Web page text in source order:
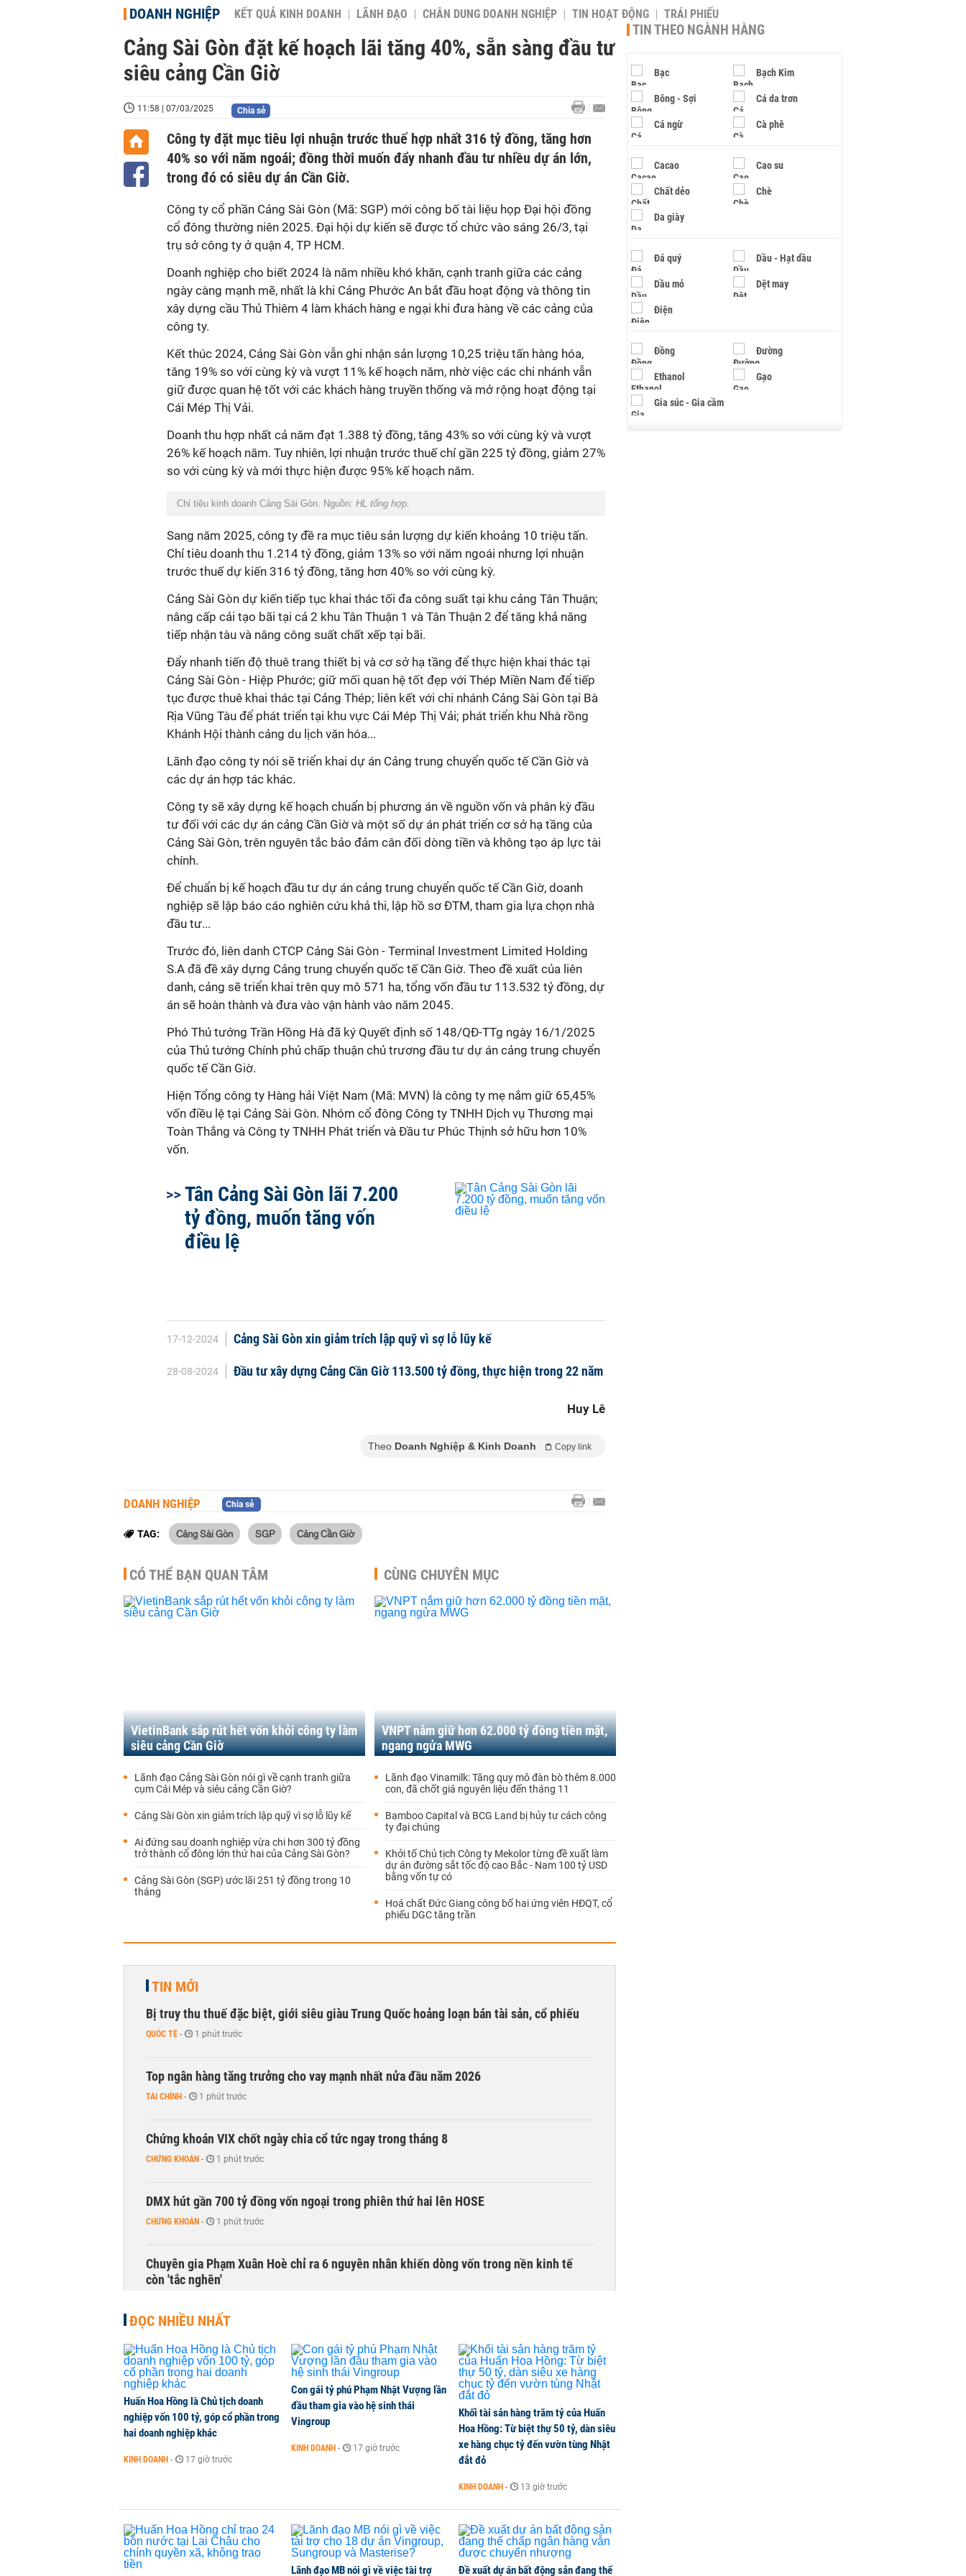
DOANH NGHIỆP KẾT QUẢ KINH DOANH LÃNH ĐẠO CHÂN DUNG DOANH NGHIỆP TIN HOẠT ĐỘNG TRÁI PHIẾU
Cảng Sài Gòn đặt kế hoạch lãi tăng 40%, sẵn sàng đầu tư
siêu cảng Cần Giờ
11:58 | 07/03/2025 Chia sẻ
Công ty đặt mục tiêu lợi nhuận trước thuế hợp nhất 316 tỷ đồng, tăng hơn
40% so với năm ngoái; đồng thời muốn đẩy nhanh đầu tư nhiều dự án lớn,
trong đó có siêu dự án Cần Giờ.
Công ty cổ phần Cảng Sài Gòn (Mã: SGP) mới công bố tài liệu họp Đại hội đồng
cổ đông thường niên 2025. Đại hội dự kiến sẽ được tổ chức vào sáng 26/3, tại
trụ sở công ty ở quận 4, TP HCM.
Doanh nghiệp cho biết 2024 là năm nhiều khó khăn, cạnh tranh giữa các cảng
ngày càng mạnh mẽ, nhất là khi Cảng Phước An bắt đầu hoạt động và thông tin
xây dựng cầu Thủ Thiêm 4 làm khách hàng e ngại khi đưa hàng về các cảng của
công ty.
Kết thúc 2024, Cảng Sài Gòn vẫn ghi nhận sản lượng 10,25 triệu tấn hàng hóa,
tăng 19% so với cùng kỳ và vượt 11% kế hoạch năm, nhờ việc các chi nhánh vẫn
giữ được quan hệ tốt với các khách hàng truyền thống và mở rộng hoạt động tại
Cái Mép Thị Vải.
Doanh thu hợp nhất cả năm đạt 1.388 tỷ đồng, tăng 43% so với cùng kỳ và vượt
26% kế hoạch năm. Tuy nhiên, lợi nhuận trước thuế chỉ gần 225 tỷ đồng, giảm 27%
so với cùng kỳ và mới thực hiện được 95% kế hoạch năm.
Chỉ tiêu kinh doanh Cảng Sài Gòn. Nguồn: HL tổng hợp.
Sang năm 2025, công ty đề ra mục tiêu sản lượng dự kiến khoảng 10 triệu tấn.
Chỉ tiêu doanh thu 1.214 tỷ đồng, giảm 13% so với năm ngoái nhưng lợi nhuận
trước thuế dự kiến 316 tỷ đồng, tăng hơn 40% so với cùng kỳ.
Cảng Sài Gòn dự kiến tiếp tục khai thác tối đa công suất tại khu cảng Tân Thuận;
nâng cấp cải tạo bãi tại cả 2 khu Tân Thuận 1 và Tân Thuận 2 để tăng khả năng
tiếp nhận tàu và nâng công suất chất xếp tại bãi.
Đẩy nhanh tiến độ thuê trang thiết bị và cơ sở hạ tầng để thực hiện khai thác tại
Cảng Sài Gòn - Hiệp Phước; giữ mối quan hệ tốt đẹp với Thép Miền Nam để tiếp
tục được thuê khai thác tại Cảng Thép; liên kết với chi nhánh Cảng Sài Gòn tại Bà
Rịa Vũng Tàu để phát triển tại khu vực Cái Mép Thị Vải; phát triển khu Nhà rồng
Khánh Hội thành cảng du lịch văn hóa...
Lãnh đạo công ty nói sẽ triển khai dự án Cảng trung chuyển quốc tế Cần Giờ và
các dự án hợp tác khác.
Công ty sẽ xây dựng kế hoạch chuẩn bị phương án về nguồn vốn và phân kỳ đầu
tư đối với các dự án cảng Cần Giờ và một số dự án phát triển cơ sở hạ tầng của
Cảng Sài Gòn, trên nguyên tắc bảo đảm cân đối dòng tiền và không tạo áp lực tài
chính.
Để chuẩn bị kế hoạch đầu tư dự án cảng trung chuyển quốc tế Cần Giờ, doanh
nghiệp sẽ lập báo cáo nghiên cứu khả thi, lập hồ sơ ĐTM, tham gia lựa chọn nhà
đầu tư...
Trước đó, liên danh CTCP Cảng Sài Gòn - Terminal Investment Limited Holding
S.A đã đề xây dựng Cảng trung chuyển quốc tế Cần Giờ. Theo đề xuất của liên
danh, cảng sẽ triển khai trên quy mô 571 ha, tổng vốn đầu tư 113.532 tỷ đồng, dự
án sẽ hoàn thành và đưa vào vận hành vào năm 2045.
Phó Thủ tướng Trần Hồng Hà đã ký Quyết định số 148/QĐ-TTg ngày 16/1/2025
của Thủ tướng Chính phủ chấp thuận chủ trương đầu tư dự án cảng trung chuyển
quốc tế Cần Giờ.
Hiện Tổng công ty Hàng hải Việt Nam (Mã: MVN) là công ty mẹ nắm giữ 65,45%
vốn điều lệ tại Cảng Sài Gòn. Nhóm cổ đông Công ty TNHH Dịch vụ Thương mại
Toàn Thắng và Công ty TNHH Phát triển và Đầu tư Phúc Thịnh sở hữu hơn 10%
vốn.
Tân Cảng Sài Gòn lãi 7.200
tỷ đồng, muốn tăng vốn
điều lệ
17-12-2024 Cảng Sài Gòn xin giảm trích lập quỹ vì sợ lỗ lũy kế
28-08-2024 Đầu tư xây dựng Cảng Cần Giờ 113.500 tỷ đồng, thực hiện trong 22 năm
Huy Lê
Theo Doanh Nghiệp & Kinh Doanh Copy link
DOANH NGHIỆP Chia sẻ
TAG: Cảng Sài Gòn SGP Cảng Cần Giờ
CÓ THỂ BẠN QUAN TÂM
VietinBank sắp rút hết vốn khỏi công ty làm
siêu cảng Cần Giờ
Lãnh đạo Cảng Sài Gòn nói gì về cạnh tranh giữa
cụm Cái Mép và siêu cảng Cần Giờ?
Cảng Sài Gòn xin giảm trích lập quỹ vì sợ lỗ lũy kế
Ai đứng sau doanh nghiệp vừa chi hơn 300 tỷ đồng
trở thành cổ đông lớn thứ hai của Cảng Sài Gòn?
Cảng Sài Gòn (SGP) ước lãi 251 tỷ đồng trong 10
tháng
CÙNG CHUYÊN MỤC
VNPT nắm giữ hơn 62.000 tỷ đồng tiền mặt,
ngang ngửa MWG
Lãnh đạo Vinamilk: Tăng quy mô đàn bò thêm 8.000
con, đã chốt giá nguyên liệu đến tháng 11
Bamboo Capital và BCG Land bị hủy tư cách công
ty đại chúng
Khởi tố Chủ tịch Công ty Mekolor từng đề xuất làm
dự án đường sắt tốc độ cao Bắc - Nam 100 tỷ USD
bằng vốn tự có
Hoá chất Đức Giang công bố hai ứng viên HĐQT, cổ
phiếu DGC tăng trần
TIN MỚI
Bị truy thu thuế đặc biệt, giới siêu giàu Trung Quốc hoảng loạn bán tài sản, cổ phiếu
QUỐC TẾ - 1 phút trước
Top ngân hàng tăng trưởng cho vay mạnh nhất nửa đầu năm 2026
TÀI CHÍNH - 1 phút trước
Chứng khoán VIX chốt ngày chia cổ tức ngay trong tháng 8
CHỨNG KHOÁN - 1 phút trước
DMX hút gần 700 tỷ đồng vốn ngoại trong phiên thứ hai lên HOSE
CHỨNG KHOÁN - 1 phút trước
Chuyên gia Phạm Xuân Hoè chỉ ra 6 nguyên nhân khiến dòng vốn trong nền kinh tế
còn 'tắc nghẽn'
VNPT nắm giữ hơn 62.000 tỷ đồng tiền mặt, ngang ngửa MWG
DOANH NGHIỆP - 1 phút trước
NHNN cần tăng nắm giữ bao nhiêu cổ phiếu CTG để sở hữu tối thiểu 65% VietinBank?
CHỨNG KHOÁN 1 phút trước
Xuất khẩu linh kiện ô tô của Toyota Việt Nam vượt mốc 1 tỷ USD
ĐỌC NHIỀU NHẤT
Huấn Hoa Hồng là Chủ tịch doanh
nghiệp vốn 100 tỷ, góp cổ phần trong
hai doanh nghiệp khác
KINH DOANH - 17 giờ trước
Con gái tỷ phú Phạm Nhật Vượng lần
đầu tham gia vào hệ sinh thái
Vingroup
KINH DOANH - 17 giờ trước
Khối tài sản hàng trăm tỷ của Huấn
Hoa Hồng: Từ biệt thự 50 tỷ, dàn siêu
xe hàng chục tỷ đến vườn tùng Nhật
đắt đỏ
KINH DOANH - 13 giờ trước
Lãnh đạo MB nói gì về việc tài trợ Đề xuất dự án bất động sản đang thế
TIN THEO NGÀNH HÀNG
Bạc Bạch Kim
Bông - Sợi Cá da trơn
Cá ngừ Cà phê
Cacao Cao su
Chất dẻo Chè
Da giày
Đá quý Dầu - Hạt dầu
Dầu mỏ Dệt may
Điện
Đồng Đường
Ethanol Gạo
Gia súc - Gia cầm